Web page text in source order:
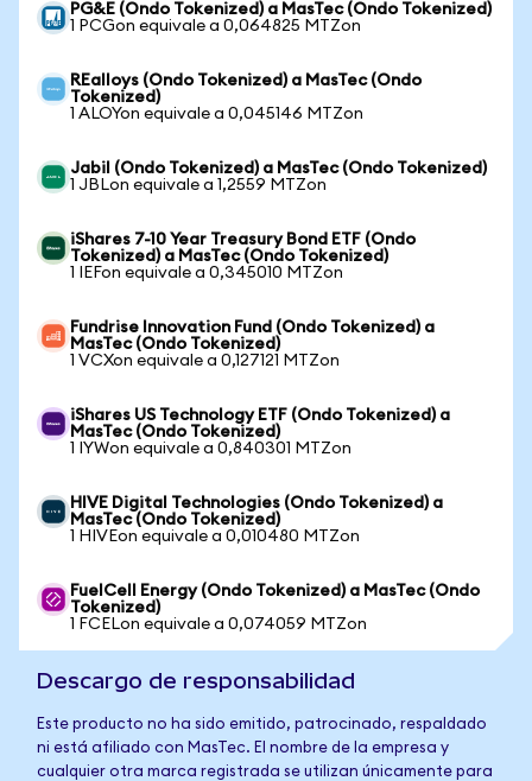
PG&E (Ondo Tokenized) a MasTec (Ondo Tokenized)
1 PCGon equivale a 0,064825 MTZon
REalloys (Ondo Tokenized) a MasTec (Ondo
Tokenized)
1 ALOYon equivale a 0,045146 MTZon
Jabil (Ondo Tokenized) a MasTec (Ondo Tokenized)
1 JBLon equivale a 1,2559 MTZon
iShares 7-10 Year Treasury Bond ETF (Ondo
Tokenized) a MasTec (Ondo Tokenized)
1 IEFon equivale a 0,345010 MTZon
Fundrise Innovation Fund (Ondo Tokenized) a
MasTec (Ondo Tokenized)
1 VCXon equivale a 0,127121 MTZon
iShares US Technology ETF (Ondo Tokenized) a
MasTec (Ondo Tokenized)
1 IYWon equivale a 0,840301 MTZon
HIVE Digital Technologies (Ondo Tokenized) a
MasTec (Ondo Tokenized)
1 HIVEon equivale a 0,010480 MTZon
FuelCell Energy (Ondo Tokenized) a MasTec (Ondo
Tokenized)
1 FCELon equivale a 0,074059 MTZon
Descargo de responsabilidad
Este producto no ha sido emitido, patrocinado, respaldado
ni está afiliado con MasTec. El nombre de la empresa y
cualquier otra marca registrada se utilizan únicamente para